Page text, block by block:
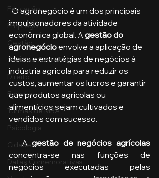
Educação
Emprego
Gestão
Ciências Contábeis
Direito
Bancos
Turmas de MBA
Psicologia
Cidades
Datas Comemorativas
  O agronegócio é um dos principais
impulsionadores da atividade
econômica global. A gestão do
agronegócio envolve a aplicação de
ideias e estratégias de negócios à
indústria agrícola para reduzir os
custos, aumentar os lucros e garantir
que produtos agrícolas ou
alimentícios sejam cultivados e
vendidos com sucesso.
   A
gestão de negócios agrícolas
concentra-se nas funções de
negócios executadas pelas